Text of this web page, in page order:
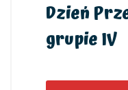
Dzień
grupie IV